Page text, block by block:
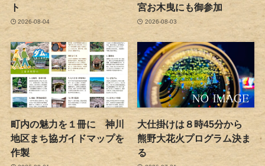
ト
2026-08-04
宮お木曳にも御参加
2026-08-03
町内の魅力を１冊に 神川
地区まち協ガイドマップを
作製
大仕掛けは８時45分から
熊野大花火プログラム決ま
る